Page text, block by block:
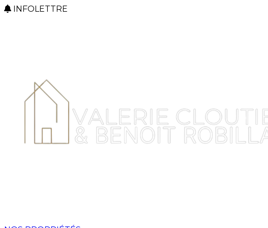
INFOLETTRE